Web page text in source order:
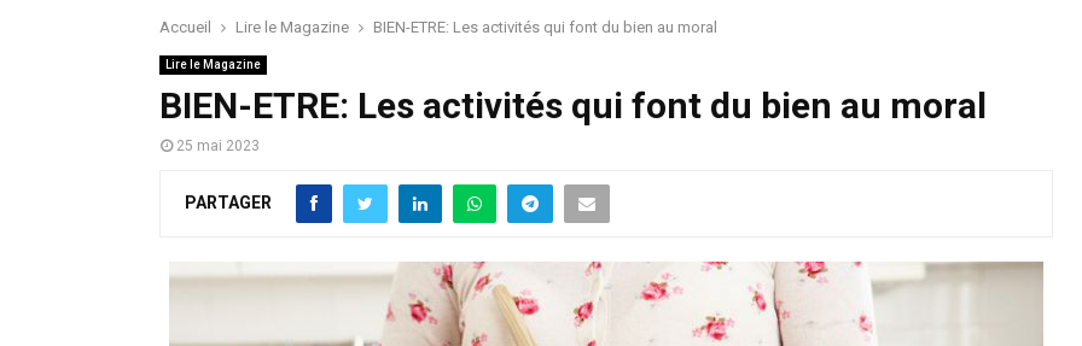
Accueil Lire le Magazine BIEN-ETRE: Les activités qui font du bien au moral
Lire le Magazine
BIEN-ETRE: Les activités qui font du bien au moral
25 mai 2023
PARTAGER